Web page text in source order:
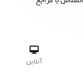

آنلاین